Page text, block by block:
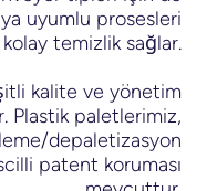
uyumlu prosesleri
temizlik sağlar.
kalite ve yönetim
Plastik paletlerimiz,
depaletizasyon
patent koruması